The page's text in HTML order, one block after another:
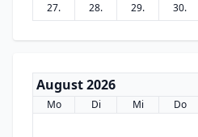
27.
28. 29. 30.
August 2026
Mo Di Mi Do